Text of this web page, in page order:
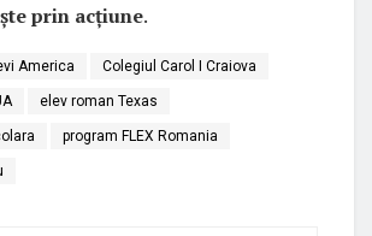
prin acțiune.
America Colegiul Carol I Craiova
elev roman Texas
program FLEX Romania